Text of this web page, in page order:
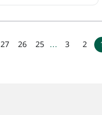
2
3
…
25
26
27